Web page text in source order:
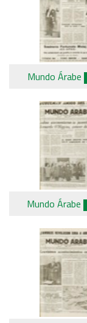
Mundo Árabe
Mundo Árabe